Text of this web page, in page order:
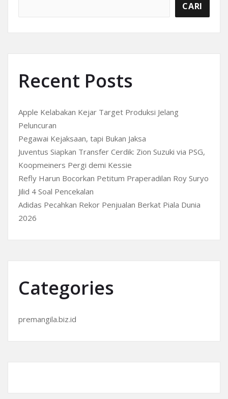
CARI
Recent Posts
Apple Kelabakan Kejar Target Produksi Jelang
Peluncuran
Pegawai Kejaksaan, tapi Bukan Jaksa
Juventus Siapkan Transfer Cerdik: Zion Suzuki via PSG,
Koopmeiners Pergi demi Kessie
Refly Harun Bocorkan Petitum Praperadilan Roy Suryo
Jilid 4 Soal Pencekalan
Adidas Pecahkan Rekor Penjualan Berkat Piala Dunia
2026
Categories
premangila.biz.id